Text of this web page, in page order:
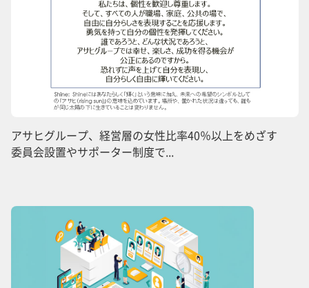
アサヒグループ、経営層の女性比率40％以上をめざす
委員会設置やサポーター制度で...